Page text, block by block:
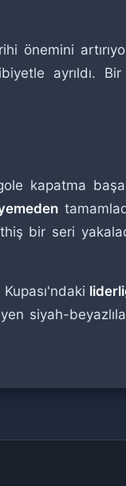
önemini
ayrıldı.
kapatma
bir seri
siyah-